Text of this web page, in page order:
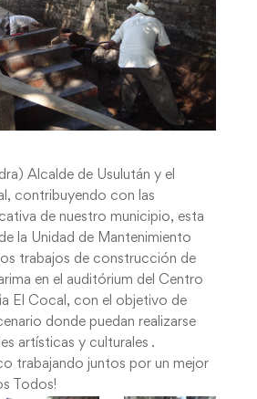
Alcalde de Usulután y el
contribuyendo con las
de nuestro municipio, esta
la Unidad de Mantenimiento
trabajos de construcción de
en el auditórium del Centro
El Cocal, con el objetivo de
donde puedan realizarse
artísticas y culturales .
trabajando juntos por un mejor
Todos!